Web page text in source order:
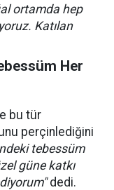
ortamda hep
Katılan
Her
bu tür
perçinlediğini
tebessüm
güne katkı
dedi.